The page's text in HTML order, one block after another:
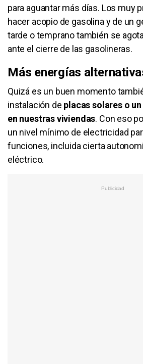
para aguantar más días. Los muy
hacer acopio de gasolina y de un
tarde o temprano también se
ante el cierre de las gasolineras.
Más energías
Quizá es un buen momento
instalación de placas solares o
en nuestras viviendas. Con eso
un nivel mínimo de electricidad
funciones, incluida cierta
eléctrico.